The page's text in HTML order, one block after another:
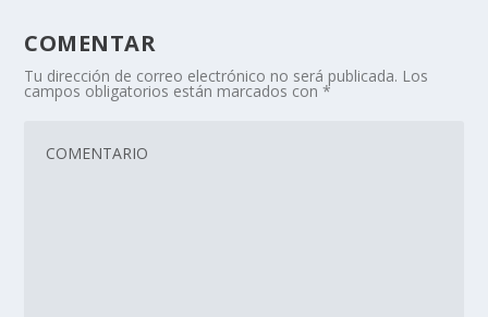
COMENTAR
Tu dirección de correo electrónico no será publicada. Los
campos obligatorios están marcados con*